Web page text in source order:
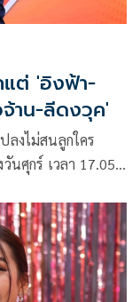
แต่ 'อิงฟ้า-
จ้าน-ลีดงวุค'
งไม่สนลูกใคร
นศุกร์ เวลา 17.05
รรณทิพา อรุณวัฒน
ซานิ-นิภาภรณ์ ฐิติ
ยนมาขยี้ประเด็น